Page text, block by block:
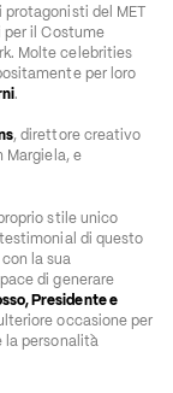
del MET
il Costume
Molte celebrities
per loro
.
, direttore creativo
, direttore creativo di Maison Margiela, e
stile unico
di questo
la sua
di generare
Presidente e
occasione per
la personalità